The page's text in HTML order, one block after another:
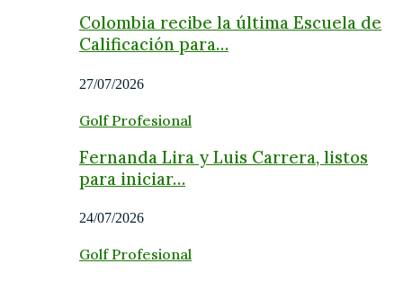
Colombia recibe la última Escuela de
Calificación para…
27/07/2026
Golf Profesional
Fernanda Lira y Luis Carrera, listos
para iniciar…
24/07/2026
Golf Profesional